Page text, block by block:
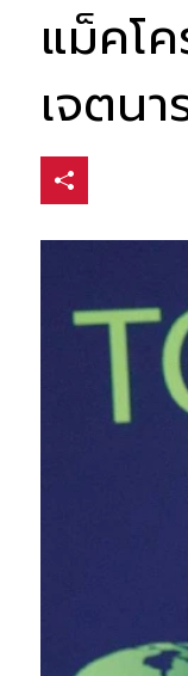
แม็คโ
เจตน